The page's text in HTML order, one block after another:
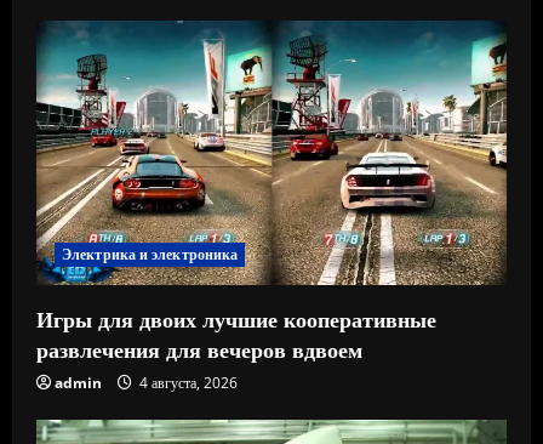
Электрика и электроника
Игры для двоих лучшие кооперативные
развлечения для вечеров вдвоем
admin 4 августа, 2026